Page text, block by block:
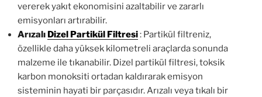
vererek yakıt ekonomisini azaltabilir ve zararlı
emisyonları artırabilir.
Arızalı Dizel Partikül Filtresi: Partikül filtreniz,
özellikle daha yüksek kilometreli araçlarda sonunda
malzeme ile tıkanabilir. Dizel partikül filtresi, toksik
karbon monoksiti ortadan kaldırarak emisyon
sisteminin hayati bir parçasıdır. Arızalı veya tıkalı bir